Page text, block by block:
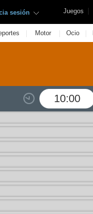
Juegos |
sesión
| Motor | Ocio |
10:00